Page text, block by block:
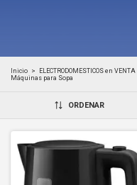
Inicio > ELECTRODOMESTICOS en VENTA
Máquinas para Sopa
ORDENAR